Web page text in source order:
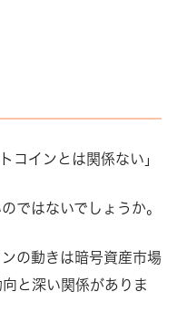
コインとは関係ない」
ではないでしょうか。
の動きは暗号資産市場
と深い関係がありま